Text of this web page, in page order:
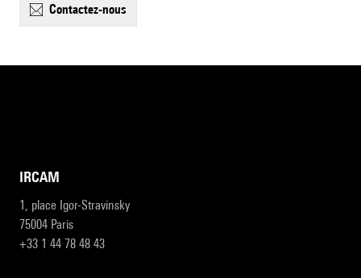
contactez-nous
IRCAM
1, place Igor-Stravinsky
75004 Paris
+33 1 44 78 48 43